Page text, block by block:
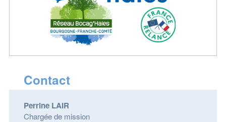
Contact
Perrine LAIR
Chargée de mission